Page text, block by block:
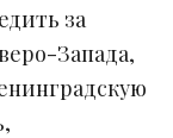
за
Запада,